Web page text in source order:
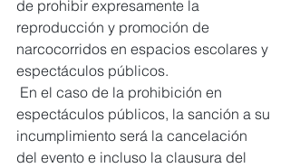
de prohibir expresamente la
reproducción y promoción de
narcocorridos en espacios escolares y
espectáculos públicos.
En el caso de la prohibición en
espectáculos públicos, la sanción a su
incumplimiento será la cancelación
del evento e incluso la clausura del